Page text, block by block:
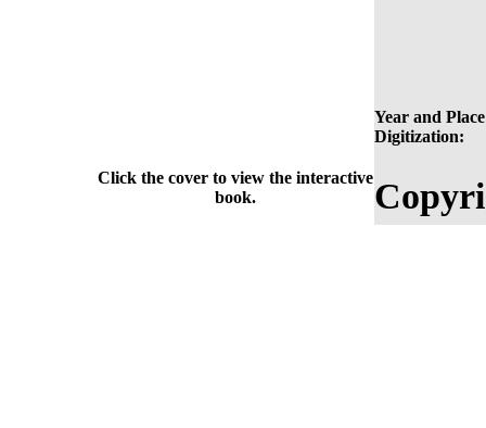
Year and
Digitization:
Click the cover to view the interactive
book.